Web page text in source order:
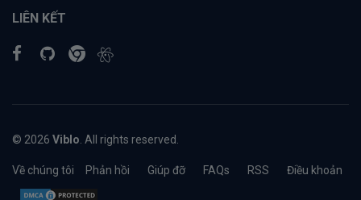
LIÊN KẾT
© 2026 Viblo . All rights reserved.
Về chúng tôi Phản hồi Giúp đỡ FAQs RSS Điều khoản